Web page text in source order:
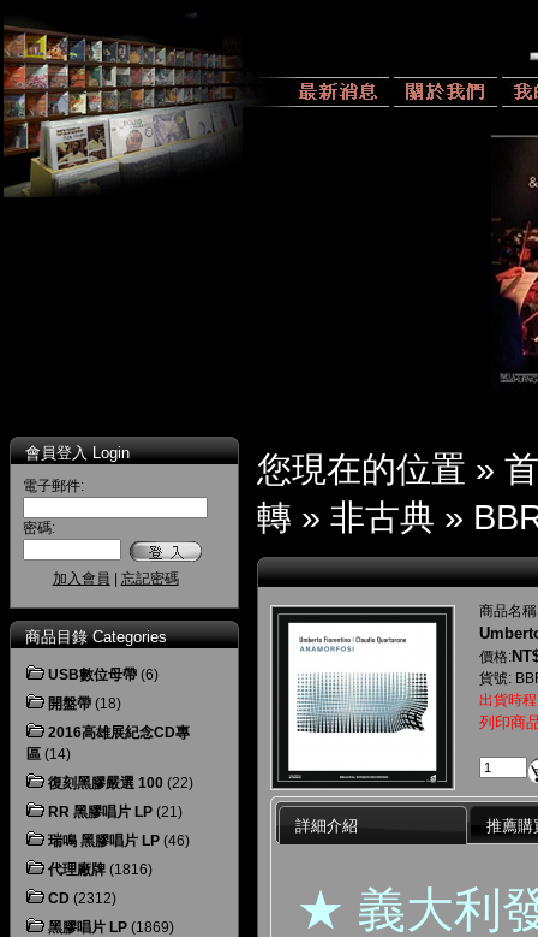
會員登入 Login
電子郵件:
密碼:
加入會員 忘記密碼
商品目錄 Categories
USB數位母帶 (6)
開盤帶 (18)
2016高雄展紀念CD專
區 (14)
復刻黑膠嚴選 100 (22)
RR 黑膠唱片 LP (21)
瑞鳴 黑膠唱片 LP (46)
代理廠牌 (1816)
CD (2312)
黑膠唱片 LP (1869)
您現在的位置 »
轉 » 非古典 »
商品名
價格:
貨號:
出貨時
列印商
詳細介紹 推薦購
★ 義大利